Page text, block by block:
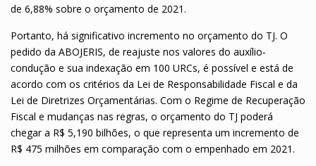
de 6,88% sobre o orçamento de 2021.
Portanto, há significativo incremento no orçamento do TJ. O
pedido da ABOJERIS, de reajuste nos valores do auxílio-
condução e sua indexação em 100 URCs, é possível e está de
acordo com os critérios da Lei de Responsabilidade Fiscal e da
Lei de Diretrizes Orçamentárias. Com o Regime de Recuperação
Fiscal e mudanças nas regras, o orçamento do TJ poderá
chegar a R$ 5,190 bilhões, o que representa um incremento de
R$ 475 milhões em comparação com o empenhado em 2021.